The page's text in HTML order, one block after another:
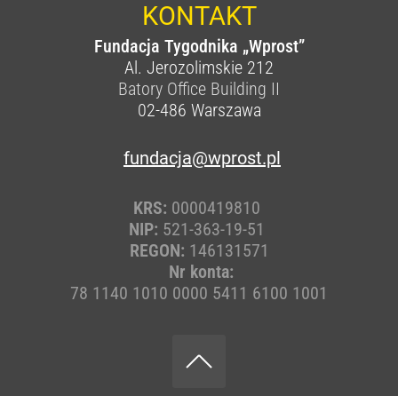
KONTAKT
Fundacja Tygodnika „Wprost”
Al. Jerozolimskie 212
Batory Office Building II
02-486 Warszawa
fundacja@wprost.pl
KRS: 0000419810
NIP: 521-363-19-51
REGON: 146131571
Nr konta:
78 1140 1010 0000 5411 6100 1001